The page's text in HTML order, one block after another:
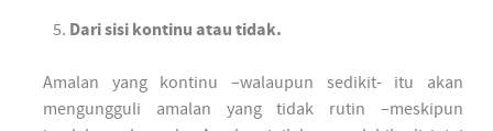
Dari sisi kontinu atau tidak.
Amalan yang kontinu –walaupun sedikit- itu akan
mengungguli amalan yang tidak rutin –meskipun